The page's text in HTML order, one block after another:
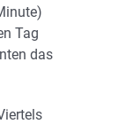
Tag
das